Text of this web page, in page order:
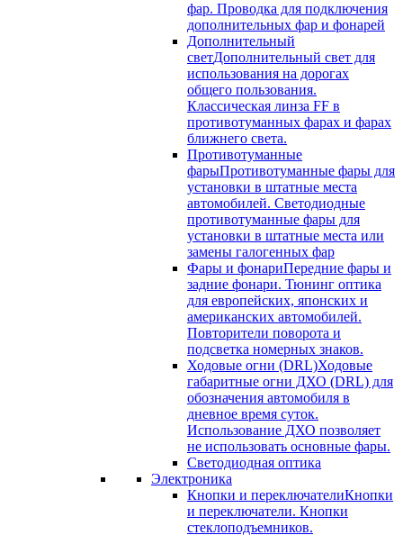
фар. Проводка для подключения
дополнительных фар и фонарей
Дополнительный
светДополнительный свет для
использования на дорогах
общего пользования.
Классическая линза FF в
противотуманных фарах и фарах
ближнего света.
Противотуманные
фарыПротивотуманные фары для
установки в штатные места
автомобилей. Светодиодные
противотуманные фары для
установки в штатные места или
замены галогенных фар
Фары и фонариПередние фары и
задние фонари. Тюнинг оптика
для европейских, японских и
американских автомобилей.
Повторители поворота и
подсветка номерных знаков.
Ходовые огни (DRL)Ходовые
габаритные огни ДХО (DRL) для
обозначения автомобиля в
дневное время суток.
Использование ДХО позволяет
не использовать основные фары.
Светодиодная оптика
Электроника
Кнопки и переключателиКнопки
и переключатели. Кнопки
стеклоподъемников.